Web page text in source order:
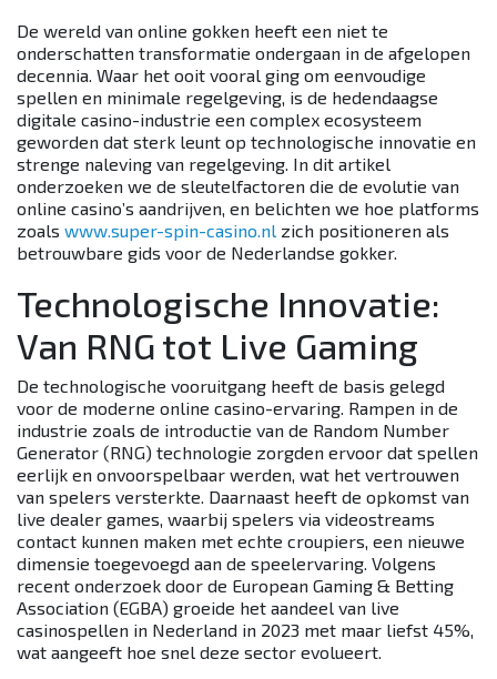
De wereld van online gokken heeft een niet te
onderschatten transformatie ondergaan in de afgelopen
decennia. Waar het ooit vooral ging om eenvoudige
spellen en minimale regelgeving, is de hedendaagse
digitale casino-industrie een complex ecosysteem
geworden dat sterk leunt op technologische innovatie en
strenge naleving van regelgeving. In dit artikel
onderzoeken we de sleutelfactoren die de evolutie van
online casino’s aandrijven, en belichten we hoe platforms
zoals www.super-spin-casino.nl zich positioneren als
betrouwbare gids voor de Nederlandse gokker.
Technologische Innovatie:
Van RNG tot Live Gaming
De technologische vooruitgang heeft de basis gelegd
voor de moderne online casino-ervaring. Rampen in de
industrie zoals de introductie van de Random Number
Generator (RNG) technologie zorgden ervoor dat spellen
eerlijk en onvoorspelbaar werden, wat het vertrouwen
van spelers versterkte. Daarnaast heeft de opkomst van
live dealer games, waarbij spelers via videostreams
contact kunnen maken met echte croupiers, een nieuwe
dimensie toegevoegd aan de speelervaring. Volgens
recent onderzoek door de European Gaming & Betting
Association (EGBA) groeide het aandeel van live
casinospellen in Nederland in 2023 met maar liefst 45%,
wat aangeeft hoe snel deze sector evolueert.